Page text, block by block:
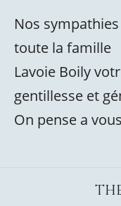
Nos
toute la famille
Lavoie Boily
gentillesse et
On pense a